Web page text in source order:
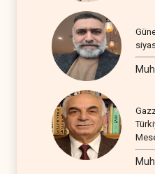
seyir